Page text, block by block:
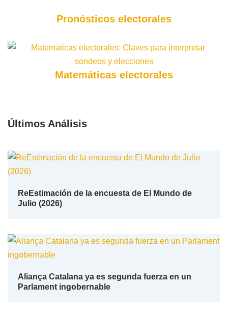
Pronósticos electorales
Matemáticas electorales
Últimos Análisis
ReEstimación de la encuesta de El Mundo de
Julio (2026)
Aliança Catalana ya es segunda fuerza en un
Parlament ingobernable